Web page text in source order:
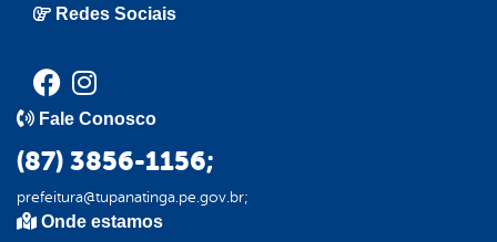
Redes Sociais
Fale Conosco
(87) 3856-1156;
prefeitura@tupanatinga.pe.gov.br;
Onde estamos